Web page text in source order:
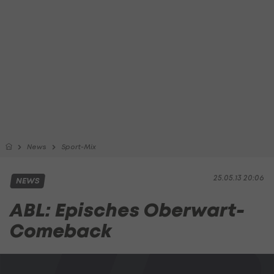
News Sport-Mix
25.05.13 20:06
NEWS
ABL: Episches Oberwart-
Comeback